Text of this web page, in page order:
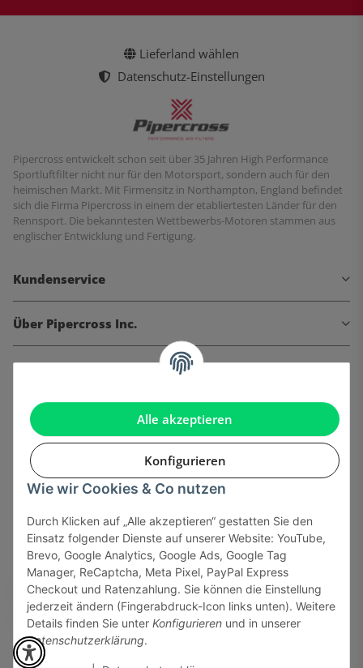
Alle akzeptieren
Konfigurieren
Wie wir Cookies & Co nutzen
Durch Klicken auf „Alle akzeptieren“ gestatten Sie den
Einsatz folgender Dienste auf unserer Website: YouTube,
Brevo, Google Analytics, Google Ads, Google Tag
Manager, ReCaptcha, Meta Pixel, PayPal Express
Checkout und Ratenzahlung. Sie können die Einstellung
jederzeit ändern (Fingerabdruck-Icon links unten). Weitere
Details finden Sie unter Konfigurieren und in unserer
Datenschutzerklärung.
Lieferland wählen
Datenschutz-Einstellungen
Pipercross entwickelt schon seit über 35 Jahren High Performance
Sportluftfilter nicht nur für den Motorsport, sondern auch für den
heimischen Markt. Mit Firmensitz in Northampton, England befindet
sich die Firma Pipercross in einem der etabliertesten Länder für den
Rennsport. Die bekanntesten Wettbewerbs-Motoren stammen aus
englischer Entwicklung und Fertigung.
Kundenservice
Über Pipercross Inc.
Informationen
Gesetzliche Informationen
Sicher bezahlen via: